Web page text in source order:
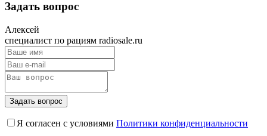
Задать вопрос
Алексей
специалист по рациям radiosale.ru
Задать вопрос
Я согласен с условиями Политики конфиденциальности